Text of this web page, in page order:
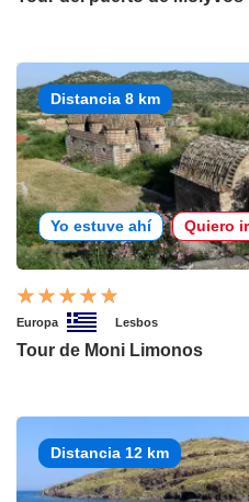
Distancia 8 km
Yo estuve ahí Quiero
Europa Lesbos
Tour de Moni Limonos
Distancia 12 km